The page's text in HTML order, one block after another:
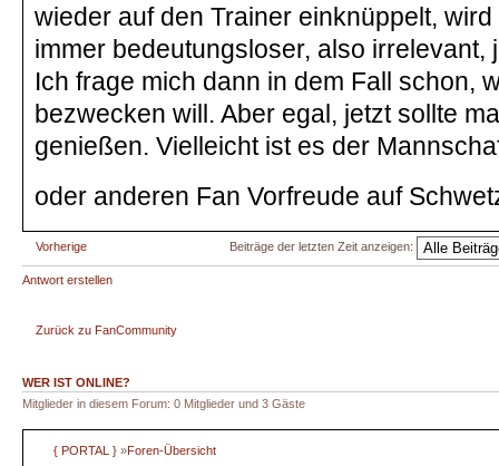
wieder auf den Trainer einknüppelt,
immer bedeutungsloser, also irrelevant,
Ich frage mich dann in dem Fall schon,
bezwecken will. Aber egal, jetzt sollte
genießen. Vielleicht ist es der
oder anderen Fan Vorfreude auf
Vorherige Beiträge der letzten Zeit anzeigen:
Antwort erstellen
Zurück zu FanCommunity
WER IST ONLINE?
Mitglieder in diesem Forum: 0 Mitglieder und 3 Gäste
{ PORTAL } »Foren-Übersicht